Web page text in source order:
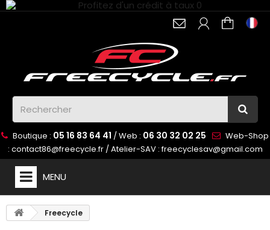
Nous utilisons des cookies
Nous utilisons des cookies et d'autres
technologies de suivi pour améliorer votre
expérience de navigation sur notre site, pour
vous montrer un contenu personnalisé et des
publicités ciblées, pour analyser le trafic de
notre site et pour comprendre la provenance
de nos visiteurs.
Changer mes préférences
Boutique : 05 16 83 64 41 / Web : 06 30 32 02 25
Web-Shop
: contact86@freecycle.fr/ Atelier-SAV :freecyclesav@gmail.com
MENU
Freecycle